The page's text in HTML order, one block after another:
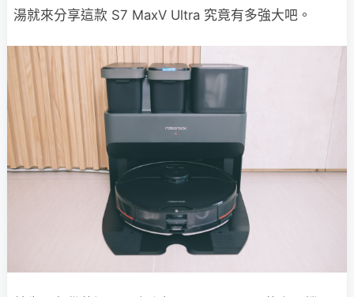
湯就來分享這款 S7 MaxV Ultra 究竟有多強大吧。